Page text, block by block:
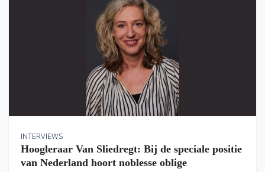
INTERVIEWS
Hoogleraar Van Sliedregt: Bij de speciale positie
van Nederland hoort noblesse oblige